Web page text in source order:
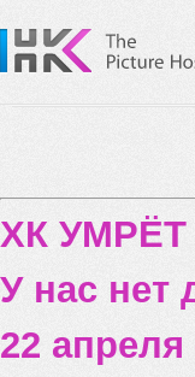
ХК
У нас нет
22